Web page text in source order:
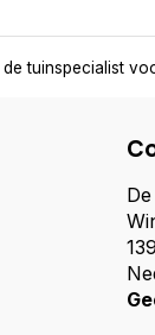
de tuinspecialist